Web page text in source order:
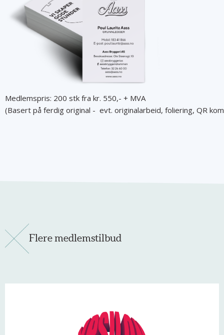
Medlemspris: 200 stk fra kr. 550,- + MVA
(Basert på ferdig original - evt. originalarbeid, foliering, QR
Flere medlemstilbud